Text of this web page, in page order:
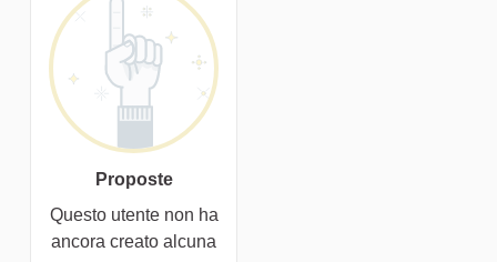
Proposte
Questo utente non ha
ancora creato alcuna